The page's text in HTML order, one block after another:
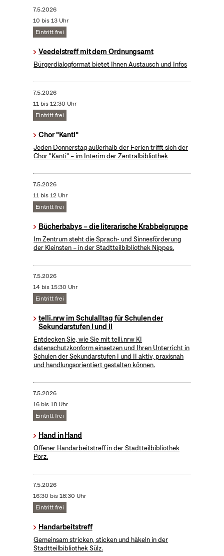
7.5.2026
10 bis 13 Uhr
Eintritt frei
Veedelstreff mit dem Ordnungsamt
Bürgerdialogformat bietet Ihnen Austausch und Infos
7.5.2026
11 bis 12:30 Uhr
Eintritt frei
Chor "Kanti"
Jeden Donnerstag außerhalb der Ferien trifft sich der
Chor "Kanti" – im Interim der Zentralbibliothek
7.5.2026
11 bis 12 Uhr
Eintritt frei
Bücherbabys – die literarische Krabbelgruppe
Im Zentrum steht die Sprach- und Sinnesförderung
der Kleinsten – in der Stadtteilbibliothek Nippes.
7.5.2026
14 bis 15:30 Uhr
Eintritt frei
telli.nrw im Schulalltag für Schulen der
Sekundarstufen I und II
Entdecken Sie, wie Sie mit telli.nrw KI
datenschutzkonform einsetzen und Ihren Unterricht in
Schulen der Sekundarstufen I und II aktiv, praxisnah
und handlungsorientiert gestalten können.
7.5.2026
16 bis 18 Uhr
Eintritt frei
Hand in Hand
Offener Handarbeitstreff in der Stadtteilbibliothek
Porz.
7.5.2026
16:30 bis 18:30 Uhr
Eintritt frei
Handarbeitstreff
Gemeinsam stricken, sticken und häkeln in der
Stadtteilbibliothek Sülz.